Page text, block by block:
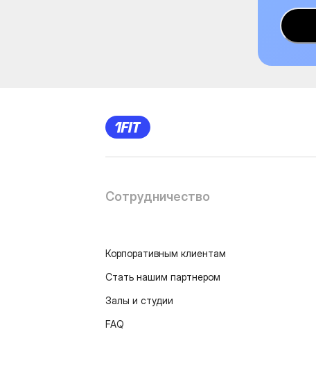
Сотрудничество
Корпоративным клиентам
Стать нашим партнером
Залы и студии
FAQ